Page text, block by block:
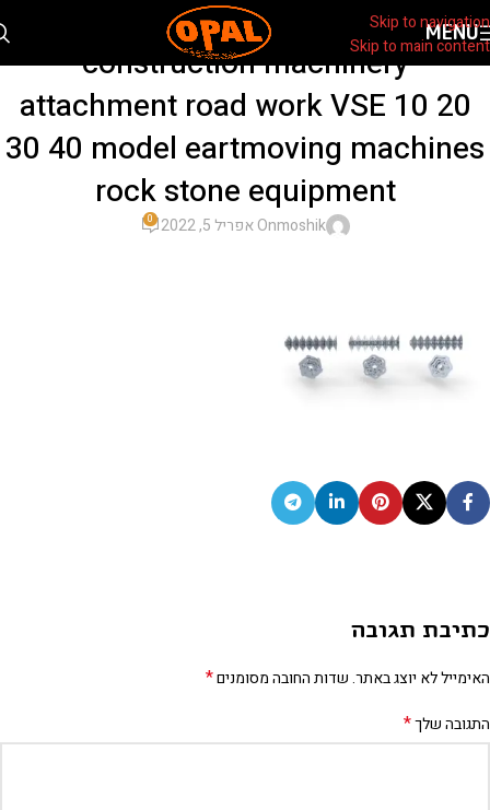
Skip to navigation
Skip to main content
MENU
Screening Bucket simex italy
construction machinery
attachment road work VSE 10 20
30 40 model eartmoving machines
rock stone equipment
moshikOn אפריל 5, 2022 0
כתיבת תגובה
האימייל לא יוצג באתר.שדות החובה מסומנים*
התגובה שלך*